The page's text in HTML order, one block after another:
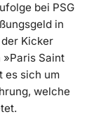
bei PSG
in
Kicker
»Paris Saint
es sich um
welche